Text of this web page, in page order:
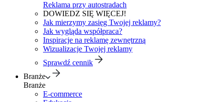
Reklama przy autostradach
DOWIEDZ SIĘ WIĘCEJ!
Jak mierzymy zasięg Twojej reklamy?
Jak wygląda współpraca?
Inspiracje na reklamę zewnętrzną
Wizualizacje Twojej reklamy
Sprawdź cennik
Branże
Branże
E-commerce